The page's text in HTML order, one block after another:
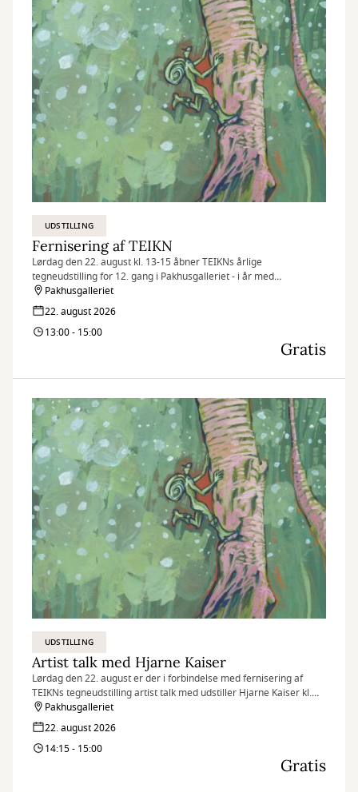
UDSTILLING
Fernisering af TEIKN
Lørdag den 22. august kl. 13-15 åbner TEIKNs årlige
tegneudstilling for 12. gang i Pakhusgalleriet - i år med
udstillingen Vinger der bestøver.
Pakhusgalleriet
22. august 2026
13:00 - 15:00
Gratis
UDSTILLING
Artist talk med Hjarne Kaiser
Lørdag den 22. august er der i forbindelse med fernisering af
TEIKNs tegneudstilling artist talk med udstiller Hjarne Kaiser kl.
14.15.Pakhusgalleriet
22. august 2026
14:15 - 15:00
Gratis